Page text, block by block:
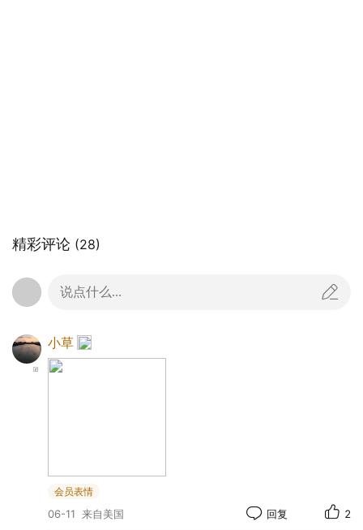
精彩评论 (28)
说点什么...
小草
会员表情
06-11 来自美国 回复 2